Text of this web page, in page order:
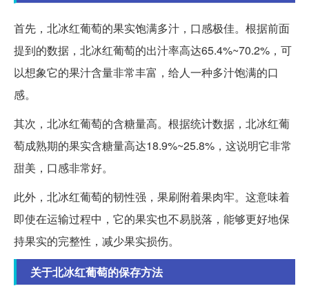
首先，北冰红葡萄的果实饱满多汁，口感极佳。根据前面
提到的数据，北冰红葡萄的出汁率高达65.4%~70.2%，可
以想象它的果汁含量非常丰富，给人一种多汁饱满的口
感。
其次，北冰红葡萄的含糖量高。根据统计数据，北冰红葡
萄成熟期的果实含糖量高达18.9%~25.8%，这说明它非常
甜美，口感非常好。
此外，北冰红葡萄的韧性强，果刷附着果肉牢。这意味着
即使在运输过程中，它的果实也不易脱落，能够更好地保
持果实的完整性，减少果实损伤。
关于北冰红葡萄的保存方法